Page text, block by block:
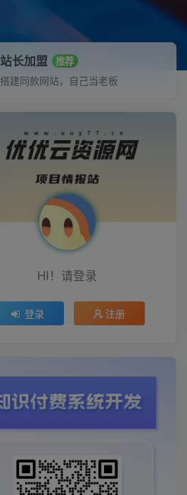
站长加盟 推荐
搭建同款网站，自己当老板
HI！请登录
登录 注册